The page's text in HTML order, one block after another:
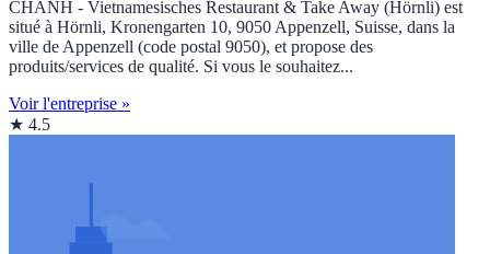
CHANH - Vietnamesisches Restaurant & Take Away (Hörnli) est
situé à Hörnli, Kronengarten 10, 9050 Appenzell, Suisse, dans la
ville de Appenzell (code postal 9050), et propose des
produits/services de qualité. Si vous le souhaitez...
Voir l'entreprise »
★ 4.5